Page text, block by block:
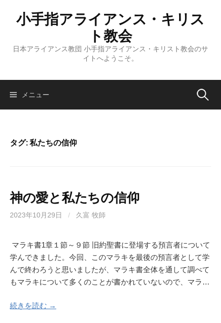
ス
小手指アライアンス・キリス
ト教会
日本アライアンス教団 小手指アライアンス・キリスト教会のサ
イトへようこそ。
メニュー 検
タグ:私たちの信仰
神の愛と私たちの信仰
2023年10月29日 / 久富 牧師
マラキ書1章１節～９節 旧約聖書に登場する預言者について
学んできました。今回、このマラキを最後の預言者として学
んで終わろうと思いましたが、マラキ書全体を通して調べて
もマラキについて多くのことが書かれていないので、マラ…
続きを読む →